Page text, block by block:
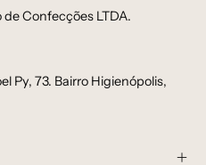
de Confecções LTDA.
Py, 73. Bairro Higienópolis,